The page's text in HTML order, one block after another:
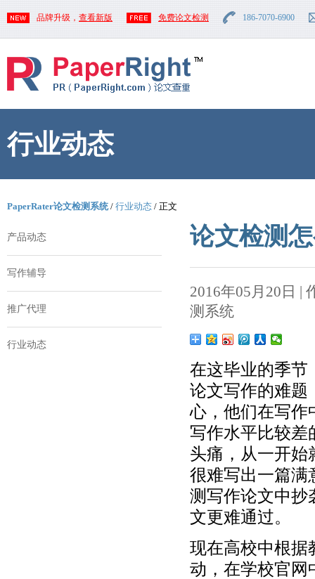
品牌升级， 查看新版 免费论文检测 186-7070-6900
行业动态
PaperRater论文检测系统/ 行业动态 / 正文
产品动态
写作辅导
推广代理
行业动态
论文检测
2016年05月20日 |
测系统
在这毕业的季节
论文写作的难题
心，他们在写作
写作水平比较差
头痛，从一开始
很难写出一篇满
测写作论文中抄
文更难通过。
现在高校中根据
动，在学校官网